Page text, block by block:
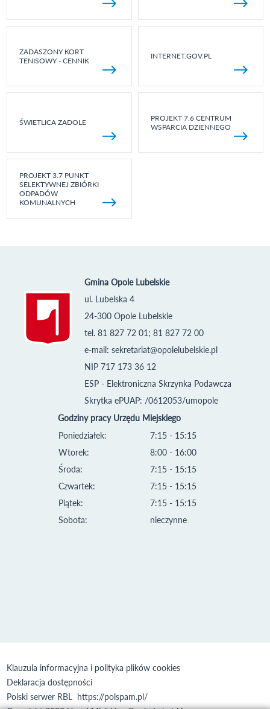
ZADASZONY KORT
TENISOWY - CENNIK
INTERNET.GOV.PL
ŚWIETLICA ZADOLE
PROJEKT 7.6 CENTRUM
WSPARCIA DZIENNEGO
PROJEKT 3.7 PUNKT
SELEKTYWNEJ ZBIÓRKI
ODPADÓW
KOMUNALNYCH
Gmina Opole Lubelskie
ul. Lubelska 4
24-300 Opole Lubelskie
tel. 81 827 72 01; 81 827 72 00
e-mail: sekretariat@opolelubelskie.pl
NIP 717 173 36 12
ESP - Elektroniczna Skrzynka Podawcza
Skrytka ePUAP: /0612053/umopole
Godziny pracy Urzędu Miejskiego
Poniedziałek:
Wtorek:
Środa:
Czwartek:
Piątek:
Sobota:
7:15 - 15:15
8:00 - 16:00
7:15 - 15:15
7:15 - 15:15
7:15 - 15:15
nieczynne
Klauzula informacyjna i polityka plików cookies
Deklaracja dostępności
Polski serwer RBL https://polspam.pl/